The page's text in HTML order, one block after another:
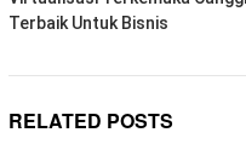
Terbaik Untuk Bisnis
RELATED POSTS